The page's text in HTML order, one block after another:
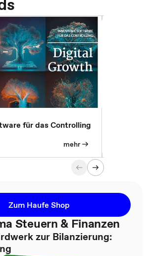
für das Controlling
mehr
Zum Haufe Shop
Steuern & Finanzen
zur Bilanzierung: